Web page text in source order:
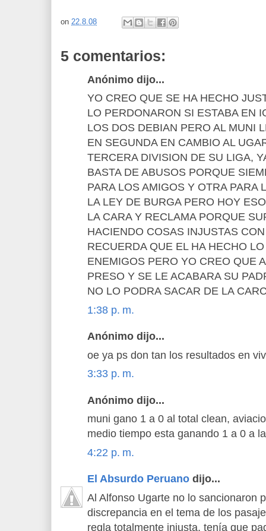
on 22.8.08
5 comentarios:
Anónimo dijo...
YO CREO QUE SE HA HECHO
LO PERDONARON SI ESTABA EN
LOS DOS DEBIAN PERO AL MUNI
EN SEGUNDA EN CAMBIO AL
TERCERA DIVISION DE SU LIGA,
BASTA DE ABUSOS PORQUE
PARA LOS AMIGOS Y OTRA PARA
LA LEY DE BURGA PERO HOY
LA CARA Y RECLAMA PORQUE
HACIENDO COSAS INJUSTAS
RECUERDA QUE EL HA HECHO
ENEMIGOS PERO YO CREO QUE
PRESO Y SE LE ACABARA SU
NO LO PODRA SACAR DE LA
1:38 p. m.
Anónimo dijo...
oe ya ps don tan los resultados en
3:33 p. m.
Anónimo dijo...
muni gano 1 a 0 al total clean,
medio tiempo esta ganando 1 a 0 a
4:22 p. m.
El Absurdo Peruano dijo...
Al Alfonso Ugarte no lo sancionaron
discrepancia en el tema de los
regla totalmente injusta, tenía que